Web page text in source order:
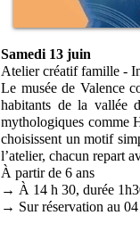
Samedi 13 juin
Atelier créatif famille -
Le musée de Valence
habitants de la vallée
mythologiques comme
choisissent un motif
l’atelier, chacun repart
À partir de 6 ans
→ À 14 h 30, durée
→ Sur réservation au